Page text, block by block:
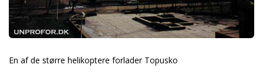
En af de større helikoptere forlader Topusko